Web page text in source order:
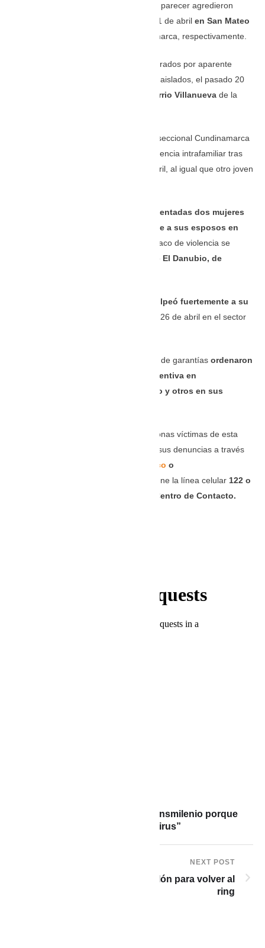
Detuvieron a dos hombres que al parecer agredieron
físicamente a sus esposas el pasado 21 de abril en San Mateo
en Cundinamarca, respectivamente.
Otros dos sujetos también fueron capturados por aparente
maltrato contra sus parejas, en hechos aislados, el pasado 20
la Ciudadela Sucre y el barrio Villanueva de la
La Policía Nacional llevó ante un fiscal seccional Cundinamarca
a un hombre por el mismo delito de violencia intrafamiliar tras
golpear a su pareja el pasado 18 de abril, al igual que otro joven
fueron presentadas dos mujeres
que al parecer agredieron físicamente a sus esposos en
El primer saco de violencia se
habría registrado el 18 de abril el barrio El Danubio, de
la mujer señalada golpeó fuertemente a su
s, el 18 y 26 de abril en el sector
Por estos hechos, los jueces de control de garantías ordenaron
en todos los casos la reclusión preventiva en
establecimientos carcelarios de paso y otros en sus
Las autoridades le recuerda a las personas víctimas de esta
clase de violencia que pueden realizar sus denuncias a través
www.fiscalia.gov.co o
Igualmente tiene la línea celular 122 o
a nivel nacional 018000 919748 del Centro de Contacto.
Cacheteó a enfermera en Transmilenio porque
ella era “peor que el coronavirus”
NEXT POST
Tyson recibe oferta de $1 millón para volver al
ring